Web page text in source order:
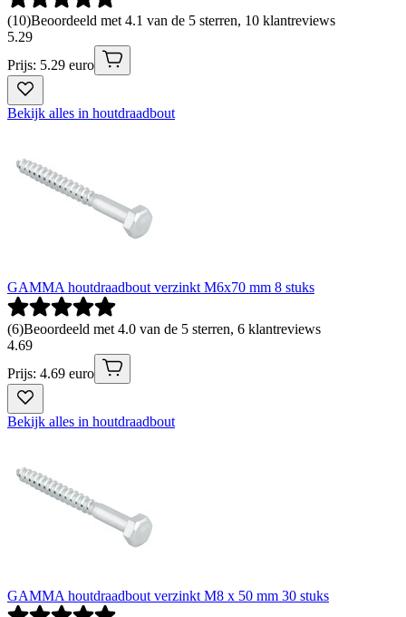
(10)Beoordeeld met 4.1 van de 5 sterren, 10 klantreviews
5.29
Prijs: 5.29 euro
Bekijk alles in houtdraadbout
GAMMA houtdraadbout verzinkt M6x70 mm 8 stuks
(6)Beoordeeld met 4.0 van de 5 sterren, 6 klantreviews
4.69
Prijs: 4.69 euro
Bekijk alles in houtdraadbout
GAMMA houtdraadbout verzinkt M8 x 50 mm 30 stuks